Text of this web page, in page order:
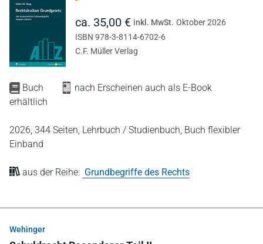
Buch
nach Erscheinen auch als E-Book
erhältlich
2026, 344 Seiten, Lehrbuch / Studienbuch, Buch flexibler
Einband
aus der Reihe: Grundbegriffe des Rechts
ca. 35,00 € inkl. MwSt. Oktober 2026
ISBN 978-3-8114-6702-6
C.F. Müller Verlag
Wehinger